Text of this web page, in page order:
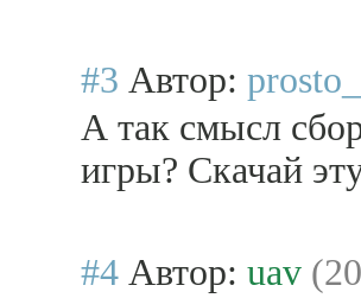
#3 Автор:
А так смысл
игры? Скачай
#4 Автор: uav